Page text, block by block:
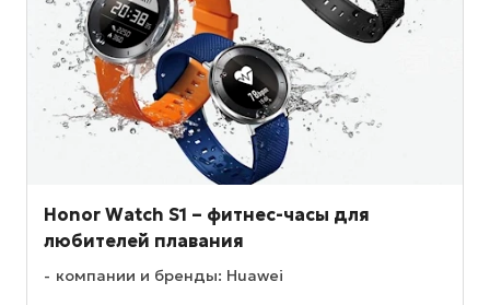
Honor Watch S1 – фитнес-часы для
любителей плавания
компании и бренды: Huawei